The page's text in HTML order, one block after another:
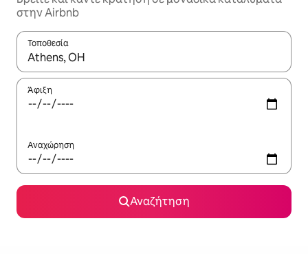
στην Airbnb
Τοποθεσία
Όταν τα αποτελέσματα είναι διαθέσιμα, μπορείτε να
Άφιξη
Αναχώρηση
Αναζήτηση